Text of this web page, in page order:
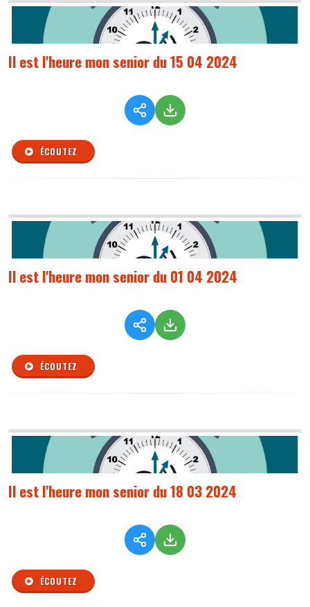
Il est l'heure mon senior du 15 04 2024
ÉCOUTEZ
Il est l'heure mon senior du 01 04 2024
ÉCOUTEZ
Il est l'heure mon senior du 18 03 2024
ÉCOUTEZ